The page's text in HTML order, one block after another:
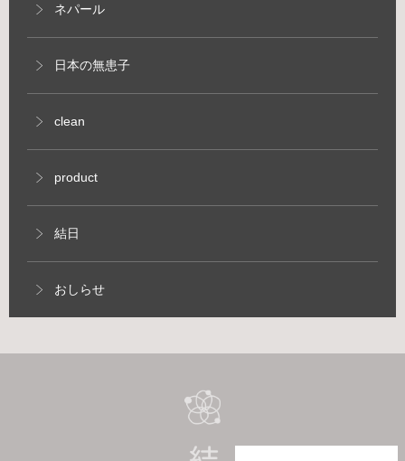
ネパール
日本の無患子
clean
product
結日
おしらせ